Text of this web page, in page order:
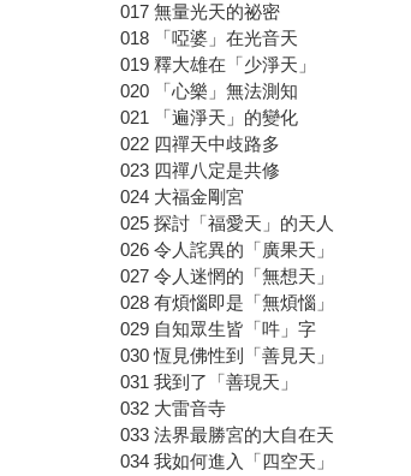
017 無量光天的祕密
018 「啞婆」在光音天
019 釋大雄在「少淨天」
020 「心樂」無法測知
021 「遍淨天」的變化
022 四禪天中歧路多
023 四禪八定是共修
024 大福金剛宮
025 探討「福愛天」的天人
026 令人詫異的「廣果天」
027 令人迷惘的「無想天」
028 有煩惱即是「無煩惱」
029 自知眾生皆「吽」字
030 恆見佛性到「善見天」
031 我到了「善現天」
032 大雷音寺
033 法界最勝宮的大自在天
034 我如何進入「四空天」